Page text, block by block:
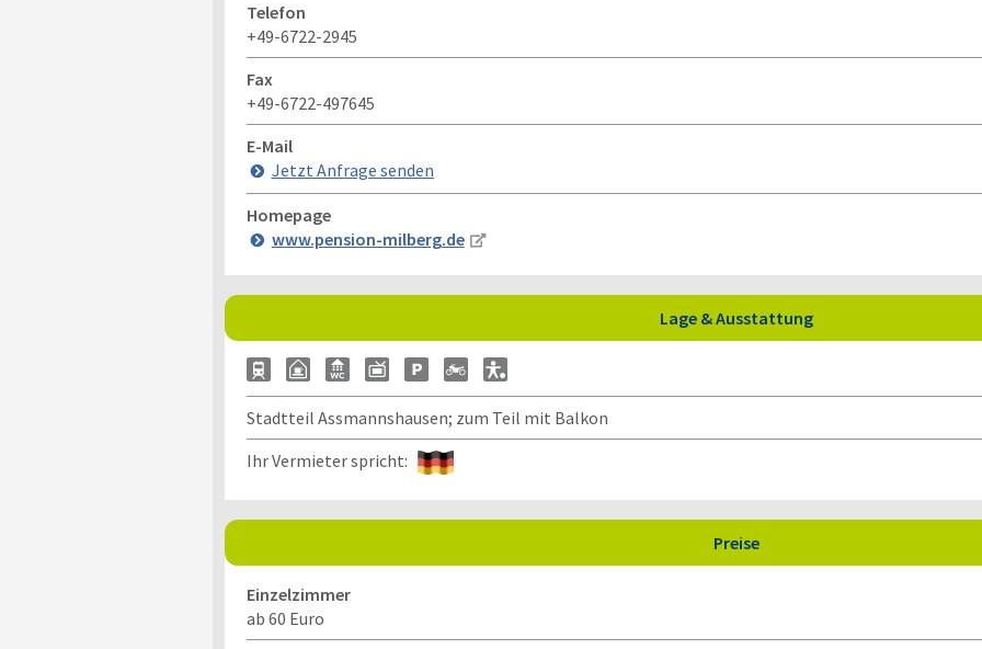
Telefon
+49-6722-2945
Fax
+49-6722-497645
E-Mail
Jetzt Anfrage senden
Homepage
www.pension-milberg.de
Lage & Ausstattung
Stadtteil Assmannshausen; zum Teil mit Balkon
Ihr Vermieter spricht:
Preise
Einzelzimmer
ab 60 Euro